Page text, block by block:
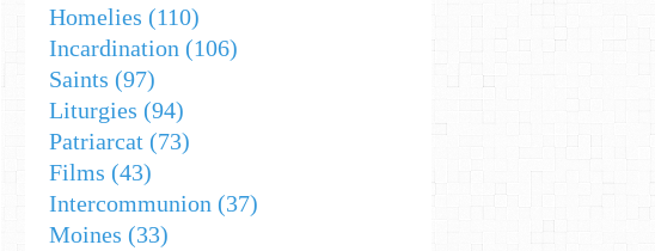
Homelies (110)
Incardination (106)
Saints (97)
Liturgies (94)
Patriarcat (73)
Films (43)
Intercommunion (37)
Moines (33)